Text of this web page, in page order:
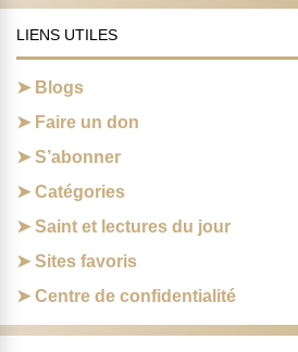
LIENS UTILES
Blogs
Faire un don
S’abonner
Catégories
Saint et lectures du jour
Sites favoris
Centre de confidentialité